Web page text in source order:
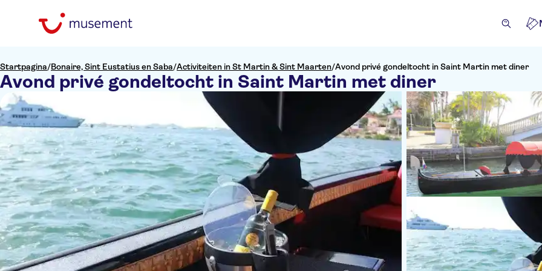
Startpagina/Bonaire, Sint Eustatius en Saba/Activiteiten in St Martin & Sint Maarten/Avond privé gondeltocht in Saint Martin met diner
Avond privé gondeltocht in Saint Martin met diner